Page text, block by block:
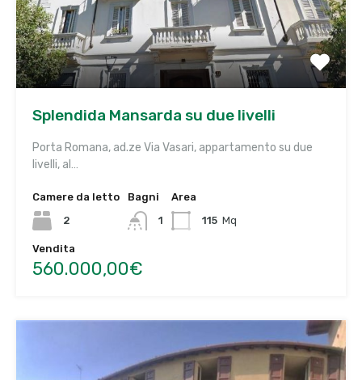
Splendida Mansarda su due livelli
Porta Romana, ad.ze Via Vasari, appartamento su due
livelli, al…
Camere da letto
2
Bagni
1
Area
115 Mq
Vendita
560.000,00€